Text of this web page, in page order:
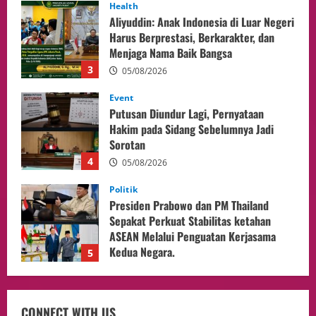
4
Event
Putusan Diundur Lagi, Pernyataan
Hakim pada Sidang Sebelumnya Jadi
Sorotan
05/08/2026
5
Politik
Presiden Prabowo dan PM Thailand
Sepakat Perkuat Stabilitas ketahan
ASEAN Melalui Penguatan Kerjasama
Kedua Negara.
1
Culture
Pengadilan Agama Jakarta Pusat
Selesaikan 25 Perkara Isbat Nikah bagi
WNI di Johor Bahru
06/08/2026
Adakan Pertemuan Dengan Delegasi 6
CONNECT WITH US